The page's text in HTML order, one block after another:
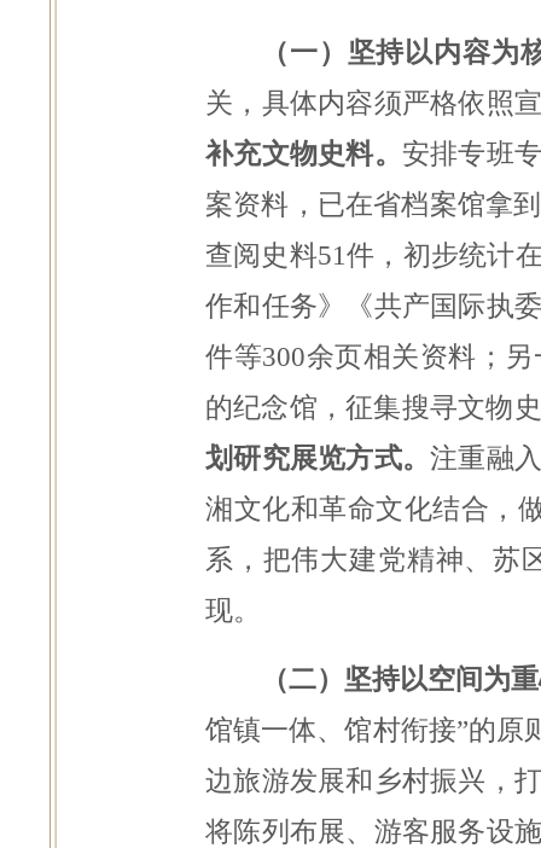
（一）坚持以内容为
关，具体内容须严格依照
补充文物史料。 安排专班
案资料，已在省档案馆拿
查阅史料51件，初步统计
作和任务》《共产国际执
件等300余页相关资料；
的纪念馆，征集搜寻文物
划研究展览方式。注重融
湘文化和革命文化结合，
系，把伟大建党精神、苏
现。
（二）坚持以空间为
馆镇一体、馆村衔接”的原
边旅游发展和乡村振兴，
将陈列布展、游客服务设